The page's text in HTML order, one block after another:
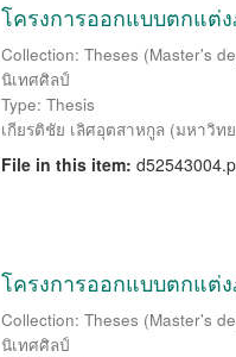
โครงการออกแบบตกแต่
Collection: Theses (Master's
นิเทศศิลป์
Type: Thesis
เกียรติชัย เลิศอุตสาหกูล (มหาวิท
File in this item:
โครงการออกแบบตกแต่
Collection: Theses (Master's
นิเทศศิลป์